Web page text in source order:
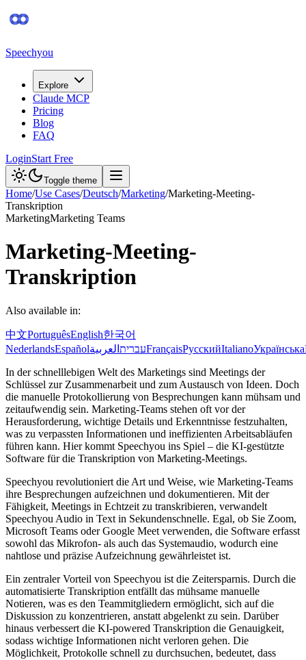
Speechyou
Explore
Claude MCP
Pricing
Blog
FAQ
LoginStart Free
Toggle theme
Home/Use Cases/Deutsch/Marketing/Marketing-Meeting-
Transkription
MarketingMarketing Teams
Marketing-Meeting-
Transkription
Also available in:
中文PortuguêsEnglish한국어
NederlandsEspañol עברית العربية FrançaisРусскийItalianoУкраїнська
In der schnelllebigen Welt des Marketings sind Meetings der
Schlüssel zur Zusammenarbeit und zum Austausch von Ideen. Doch
die manuelle Protokollierung von Besprechungen kann mühsam und
zeitaufwendig sein. Marketing-Teams stehen oft vor der
Herausforderung, wichtige Details und Erkenntnisse festzuhalten,
was zu verpassten Informationen und ineffizienten Arbeitsabläufen
führen kann. Hier kommt Speechyou ins Spiel – die KI-gestützte
Software für die Transkription von Marketing-Meetings.
Speechyou revolutioniert die Art und Weise, wie Marketing-Teams
ihre Besprechungen aufzeichnen und dokumentieren. Mit der
Fähigkeit, Meetings in Echtzeit zu transkribieren, verwandelt
Speechyou Audio in Text in Sekundenschnelle. Egal, ob Sie Zoom,
Microsoft Teams oder Google Meet verwenden, die Software erfasst
sowohl das Mikrofon- als auch das Systemaudio, wodurch eine
nahtlose und präzise Aufzeichnung gewährleistet ist.
Ein zentraler Vorteil von Speechyou ist die Zeitersparnis. Durch die
automatisierte Transkription entfällt das mühsame manuelle
Notieren, was es den Teammitgliedern ermöglicht, sich auf die
Diskussion zu konzentrieren, anstatt abgelenkt zu sein. Darüber
hinaus verbessert die KI-powered Transkription die Genauigkeit,
sodass wichtige Informationen nicht verloren gehen. Die
Möglichkeit, Protokolle schnell zu durchsuchen, bedeutet, dass